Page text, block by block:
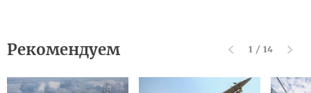
Рекомендуем 1 / 14